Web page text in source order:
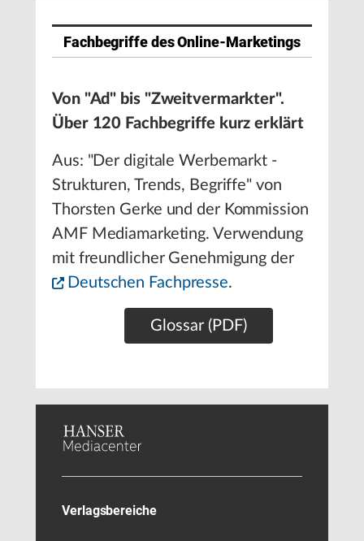
Fachbegriffe des Online-Marketings
Von "Ad" bis "Zweitvermarkter".
Über 120 Fachbegriffe kurz erklärt
Aus: "Der digitale Werbemarkt -
Strukturen, Trends, Begriffe" von
Thorsten Gerke und der Kommission
AMF Mediamarketing. Verwendung
mit freundlicher Genehmigung der
Deutschen Fachpresse.
Glossar (PDF)
Verlagsbereiche